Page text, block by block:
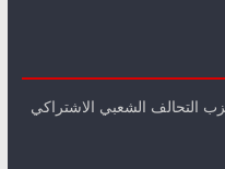
التحالف الشعبي الاشتراكي